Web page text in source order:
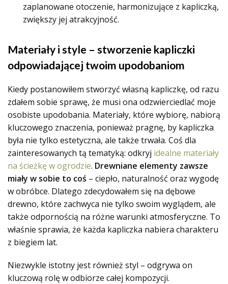
zaplanowane otoczenie, harmonizujące z kapliczką,
zwiększy jej atrakcyjność.
Materiały i style – stworzenie kapliczki
odpowiadającej twoim upodobaniom
Kiedy postanowiłem stworzyć własną kapliczkę, od razu
zdałem sobie sprawę, że musi ona odzwierciedlać moje
osobiste upodobania. Materiały, które wybiorę, nabiorą
kluczowego znaczenia, ponieważ pragnę, by kapliczka
była nie tylko estetyczna, ale także trwała. Coś dla
zainteresowanych tą tematyką: odkryj idealne materiały
na ścieżkę w ogrodzie. Drewniane elementy zawsze
miały w sobie to coś – ciepło, naturalność oraz wygodę
w obróbce. Dlatego zdecydowałem się na dębowe
drewno, które zachwyca nie tylko swoim wyglądem, ale
także odpornością na różne warunki atmosferyczne. To
właśnie sprawia, że każda kapliczka nabiera charakteru
z biegiem lat.
Niezwykle istotny jest również styl – odgrywa on
kluczową rolę w odbiorze całej kompozycji.